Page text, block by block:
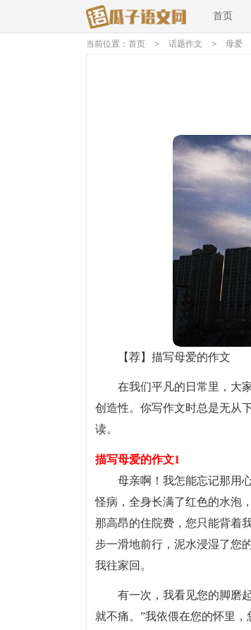
首页
当前位置： 首页 > 话题作文 > 母爱
【荐】描写母爱的作文
在我们平凡的日常里，大
创造性。你写作文时总是无从
读。
描写母爱的作文1
母亲啊！我怎能忘记那用
怪病，全身长满了红色的水泡
那高昂的住院费，您只能背着
步一滑地前行，泥水浸湿了您
我往家回。
有一次，我看见您的脚磨
就不痛。”我依偎在您的怀里，